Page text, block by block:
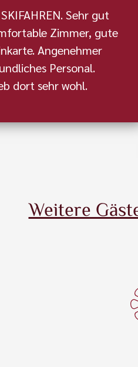
Sehr gut
Zimmer, gute
Angenehmer
Personal.
dort sehr wohl.
Weitere